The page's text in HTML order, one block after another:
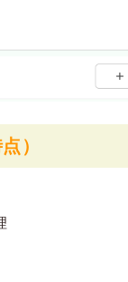
）